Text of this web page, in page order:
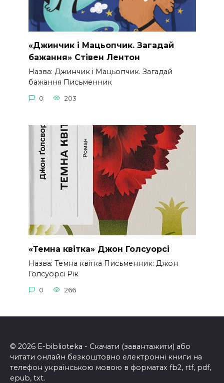
«Джинчик і Мацьопчик. Загадай
бажання» Стівен Лентон
Назва: Джинчик і Мацьопчик. Загадай
бажання Письменник
0 203
«Темна квітка» Джон Голсуорсі
Назва: Темна квітка Письменник: Джон
Голсуорсі Рік
0 266
© 2026 E-biblioteka - Скачати (завантажити) або
читати онлайн безкоштовно електронні книги на
телефон українською мовою в форматах fb2, rtf, pdf,
epub, txt.